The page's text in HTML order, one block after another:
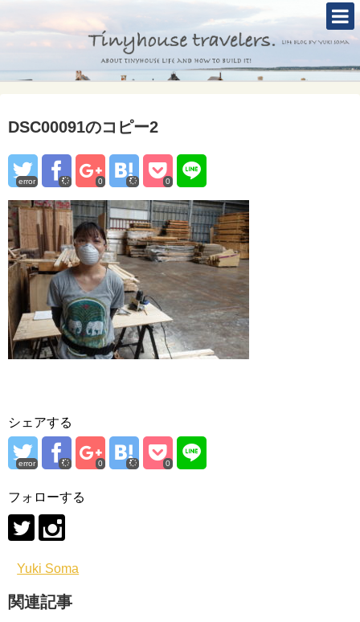
DSC00091のコピー2
error 0 0
シェアする
error 0 0
フォローする
Yuki Soma
関連記事
ABOUT
セルフビルド
BLOG
CONTACT
Mole &Otter`s Tinyhouse Hotel